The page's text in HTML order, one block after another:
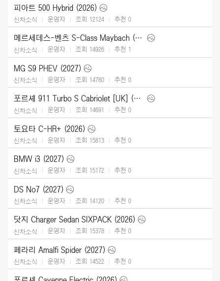
피아트 500 Hybrid (2026)
신차소식 운영자 조회 12124 추천 0
메르세데스-벤츠 S-Class Maybach (2027)
신차소식 운영자 조회 14926 추천 1
MG S9 PHEV (2027)
신차소식 운영자 조회 14780 추천 0
포르셰 911 Turbo S Cabriolet [UK] (2026)
신차소식 운영자 조회 14691 추천 0
토요타 C-HR+ (2026)
신차소식 운영자 조회 15813 추천 0
BMW i3 (2027)
신차소식 운영자 조회 15172 추천 0
DS No7 (2027)
신차소식 운영자 조회 14120 추천 0
닷지 Charger Sedan SIXPACK (2026)
신차소식 운영자 조회 15378 추천 0
페라리 Amalfi Spider (2027)
신차소식 운영자 조회 14522 추천 0